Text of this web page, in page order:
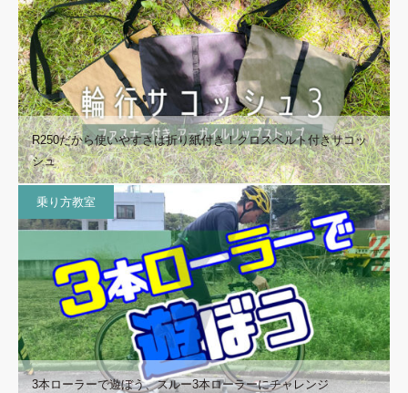
R250だから使いやすさは折り紙付き！クロスベルト付きサコッ
シュ
乗り方教室
3本ローラーで遊ぼう、スルー3本ローラーにチャレンジ